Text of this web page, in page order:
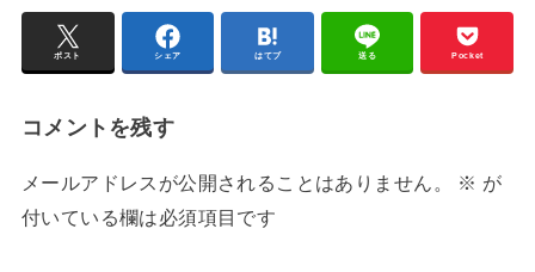
ポスト シェア はてブ 送る Pocket
コメントを残す
メールアドレスが公開されることはありません。 ※ が
付いている欄は必須項目です